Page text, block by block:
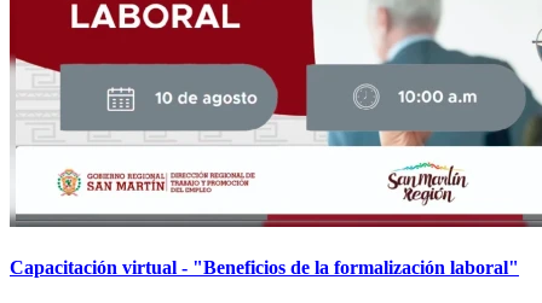
Capacitación virtual - "Beneficios de la formalización laboral"